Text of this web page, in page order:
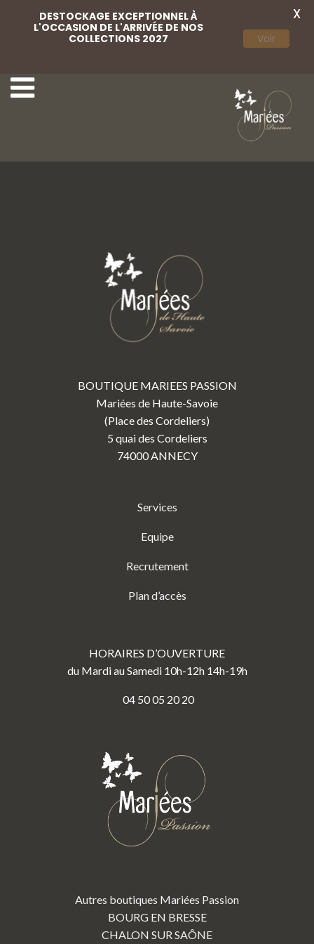
BOUTIQUE MARIEES PASSION
Mariées de Haute-Savoie
(Place des Cordeliers)
5 quai des Cordeliers
74000 ANNECY
Services
Equipe
Recrutement
Plan d’accès
HORAIRES D’OUVERTURE
du Mardi au Samedi 10h-12h 14h-19h
04 50 05 20 20
Autres boutiques Mariées Passion
BOURG EN BRESSE
CHALON SUR SAÔNE
DESTOCKAGE EXCEPTIONNEL À
L'OCCASION DE L'ARRIVÉE DE NOS
COLLECTIONS 2027
Voir
X